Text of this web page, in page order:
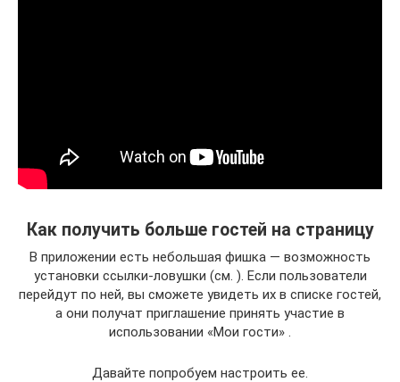
Как получить больше гостей на страницу
В приложении есть небольшая фишка — возможность
установки ссылки-ловушки (см. ). Если пользователи
перейдут по ней, вы сможете увидеть их в списке гостей,
а они получат приглашение принять участие в
использовании «Мои гости» .
Давайте попробуем настроить ее.